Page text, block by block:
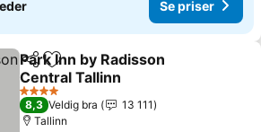
Se priser
Del Legg til i favoritter
Park Inn by Radisson
Central Tallinn
4 Stjerner
8,3 Veldig bra
13 111
Tallinn